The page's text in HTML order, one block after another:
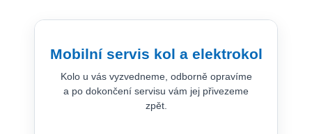
Mobilní servis kol a elektrokol
Kolo u vás vyzvedneme, odborně opravíme
a po dokončení servisu vám jej přivezeme
zpět.